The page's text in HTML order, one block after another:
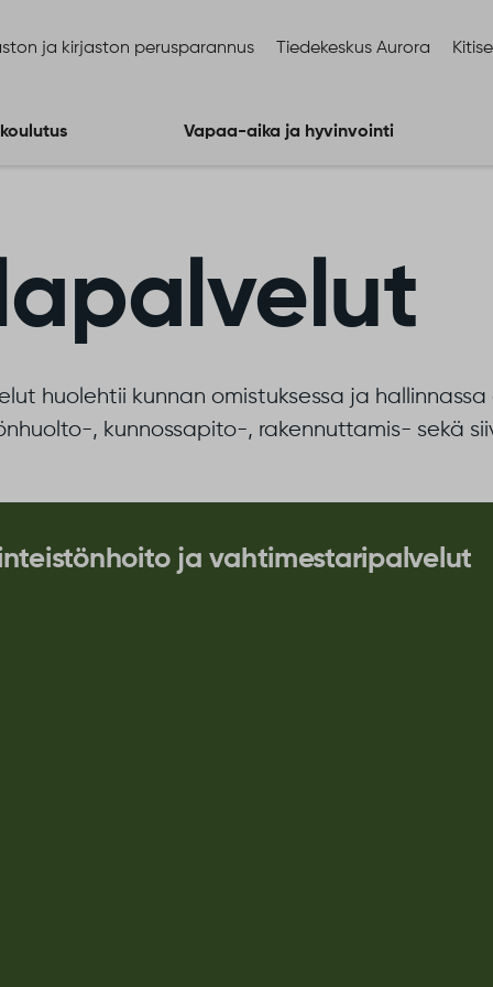
ja kirjaston perusparannus Tiedekeskus Aurora
Vapaa-aika ja hyvinvointi
huolehtii kunnan omistuksessa ja
, kunnossapito-, rakennuttamis- sekä
ja vahtimestaripalvelut